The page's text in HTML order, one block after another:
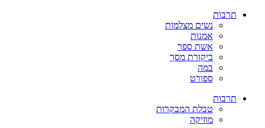
תרבות
נשים מצלמות
אמנות
אשת ספר
ביקורת מסך
במה
ספורט
תרבות
טבלת המבקרות
מוזיקה